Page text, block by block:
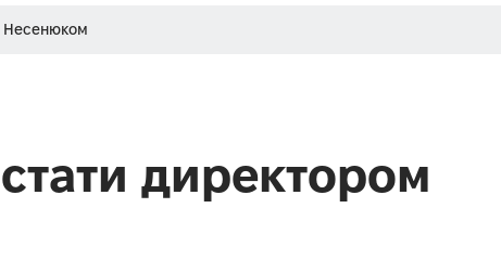
директором